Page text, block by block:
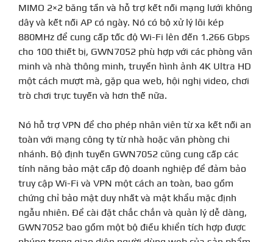
MIMO 2×2 băng tần và hỗ trợ kết nối mạng lưới không
dây và kết nối AP có ngày. Nó có bộ xử lý lõi kép
880MHz để cung cấp tốc độ Wi-Fi lên đến 1.266 Gbps
cho 100 thiết bị, GWN7052 phù hợp với các phòng văn
minh và nhà thông minh, truyền hình ảnh 4K Ultra HD
một cách mượt mà, gặp qua web, hội nghị video, chơi
trò chơi trực tuyến và hơn thế nữa.
Nó hỗ trợ VPN để cho phép nhân viên từ xa kết nối an
toàn với mạng công ty từ nhà hoặc văn phòng chi
nhánh. Bộ định tuyến GWN7052 cũng cung cấp các
tính năng bảo mật cấp độ doanh nghiệp để đảm bảo
truy cập Wi-Fi và VPN một cách an toàn, bao gồm
chứng chỉ bảo mật duy nhất và mật khẩu mặc định
ngẫu nhiên. Để cài đặt chắc chắn và quản lý dễ dàng,
GWN7052 bao gồm một bộ điều khiển tích hợp được